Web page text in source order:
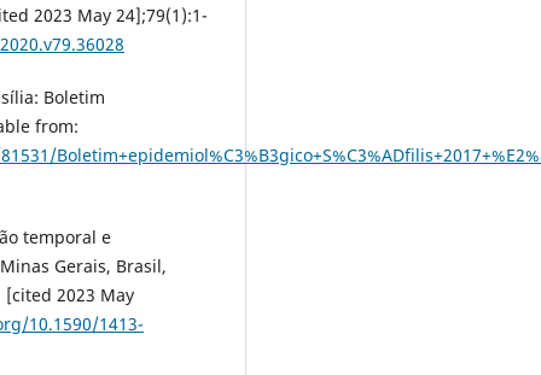
2023 May 24];79(1):1-
Boletim
from:
temporal e
Gerais, Brasil,
2023 May
10.1590/1413-